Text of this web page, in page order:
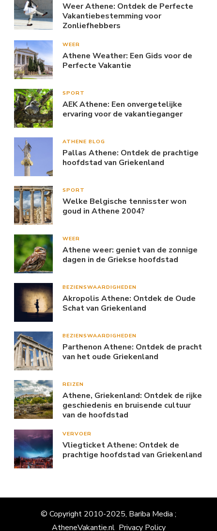
Weer Athene: Ontdek de Perfecte
Vakantiebestemming voor
Zonliefhebbers
WEER
Athene Weather: Een Gids voor de
Perfecte Vakantie
SPORT
AEK Athene: Een onvergetelijke
ervaring voor de vakantieganger
ATHENE BLOG
Pallas Athene: Ontdek de prachtige
hoofdstad van Griekenland
SPORT
Welke Belgische tennisster won
goud in Athene 2004?
WEER
Athene weer: geniet van de zonnige
dagen in de Griekse hoofdstad
BEZIENSWAARDIGHEDEN
Akropolis Athene: Ontdek de Oude
Schat van Griekenland
BEZIENSWAARDIGHEDEN
Parthenon Athene: Ontdek de pracht
van het oude Griekenland
REIZEN
Athene, Griekenland: Ontdek de rijke
geschiedenis en bruisende cultuur
van de hoofdstad
VERVOER
Vliegticket Athene: Ontdek de
prachtige hoofdstad van Griekenland
© Copyright 2010-2025, Bariba Media ;
AtheneVakantie.nl Privacy Policy